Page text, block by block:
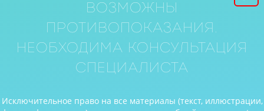
Возможны
противопоказания.
Необходима консультация
специалиста
Исключительное право на все материалы (текст, иллюстрации,